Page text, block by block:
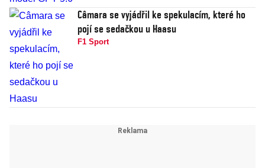
Câmara se vyjádřil ke spekulacím, které ho
pojí se sedačkou u Haasu
F1 Sport